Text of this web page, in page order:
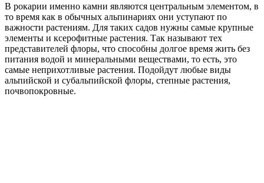
В рокарии именно камни являются центральным элементом, в
то время как в обычных альпинариях они уступают по
важности растениям. Для таких садов нужны самые крупные
элементы и ксерофитные растения. Так называют тех
представителей флоры, что способны долгое время жить без
питания водой и минеральными веществами, то есть, это
самые неприхотливые растения. Подойдут любые виды
альпийской и субальпийской флоры, степные растения,
почвопокровные.